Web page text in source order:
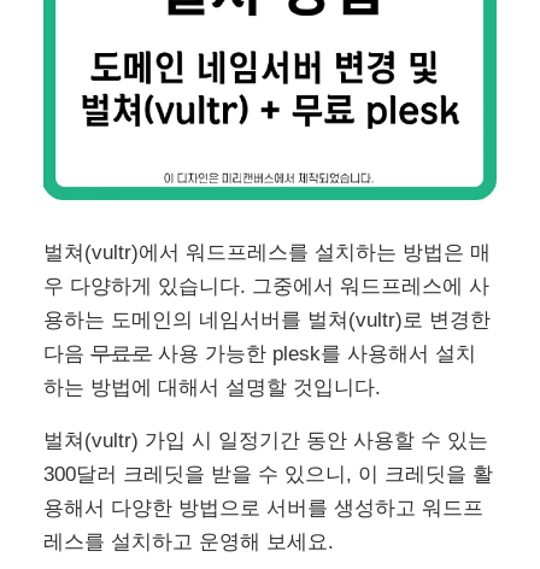
벌쳐(vultr)에서 워드프레스를 설치하는 방법은 매
우 다양하게 있습니다. 그중에서 워드프레스에 사
용하는 도메인의 네임서버를 벌쳐(vultr)로 변경한
다음무료로사용 가능한 plesk를 사용해서 설치
하는 방법에 대해서 설명할 것입니다.
벌쳐(vultr) 가입 시 일정기간 동안 사용할 수 있는
300달러 크레딧을 받을 수 있으니, 이 크레딧을 활
용해서 다양한 방법으로 서버를 생성하고 워드프
레스를 설치하고 운영해 보세요.